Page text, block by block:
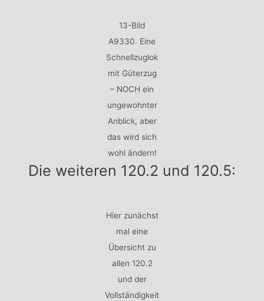
13-Bild
A9330. Eine
Schnellzuglok
mit Güterzug
– NOCH ein
ungewohnter
Anblick, aber
das wird sich
wohl ändern!
Die weiteren 120.2 und 120.5:
Hier zunächst
mal eine
Übersicht zu
allen 120.2
und der
Vollständigkeit